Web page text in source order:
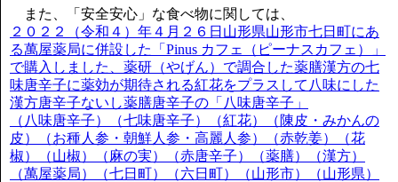
また、「安全安心」な食べ物に関しては、
２０２２（令和４）年４月２６日山形県山形市七日町にあ
る萬屋薬局に併設した「Pinus カフェ（ピーナスカフェ）」
で購入しました、薬研（やげん）で調合した薬膳漢方の七
味唐辛子に薬効が期待される紅花をプラスして八味にした
漢方唐辛子ないし薬膳唐辛子の「八味唐辛子」
（八味唐辛子）（七味唐辛子）（紅花）（陳皮・みかんの
皮）（お種人参・朝鮮人参・高麗人参）（赤乾姜）（花
椒）（山椒）（麻の実）（赤唐辛子）（薬膳）（漢方）
（萬屋薬局）（七日町）（六日町）（山形市）（山形県）